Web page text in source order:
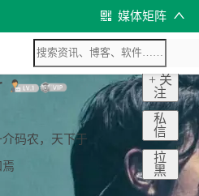
媒体矩阵
码农，天下于
+ 关
注
私
信
拉
黑